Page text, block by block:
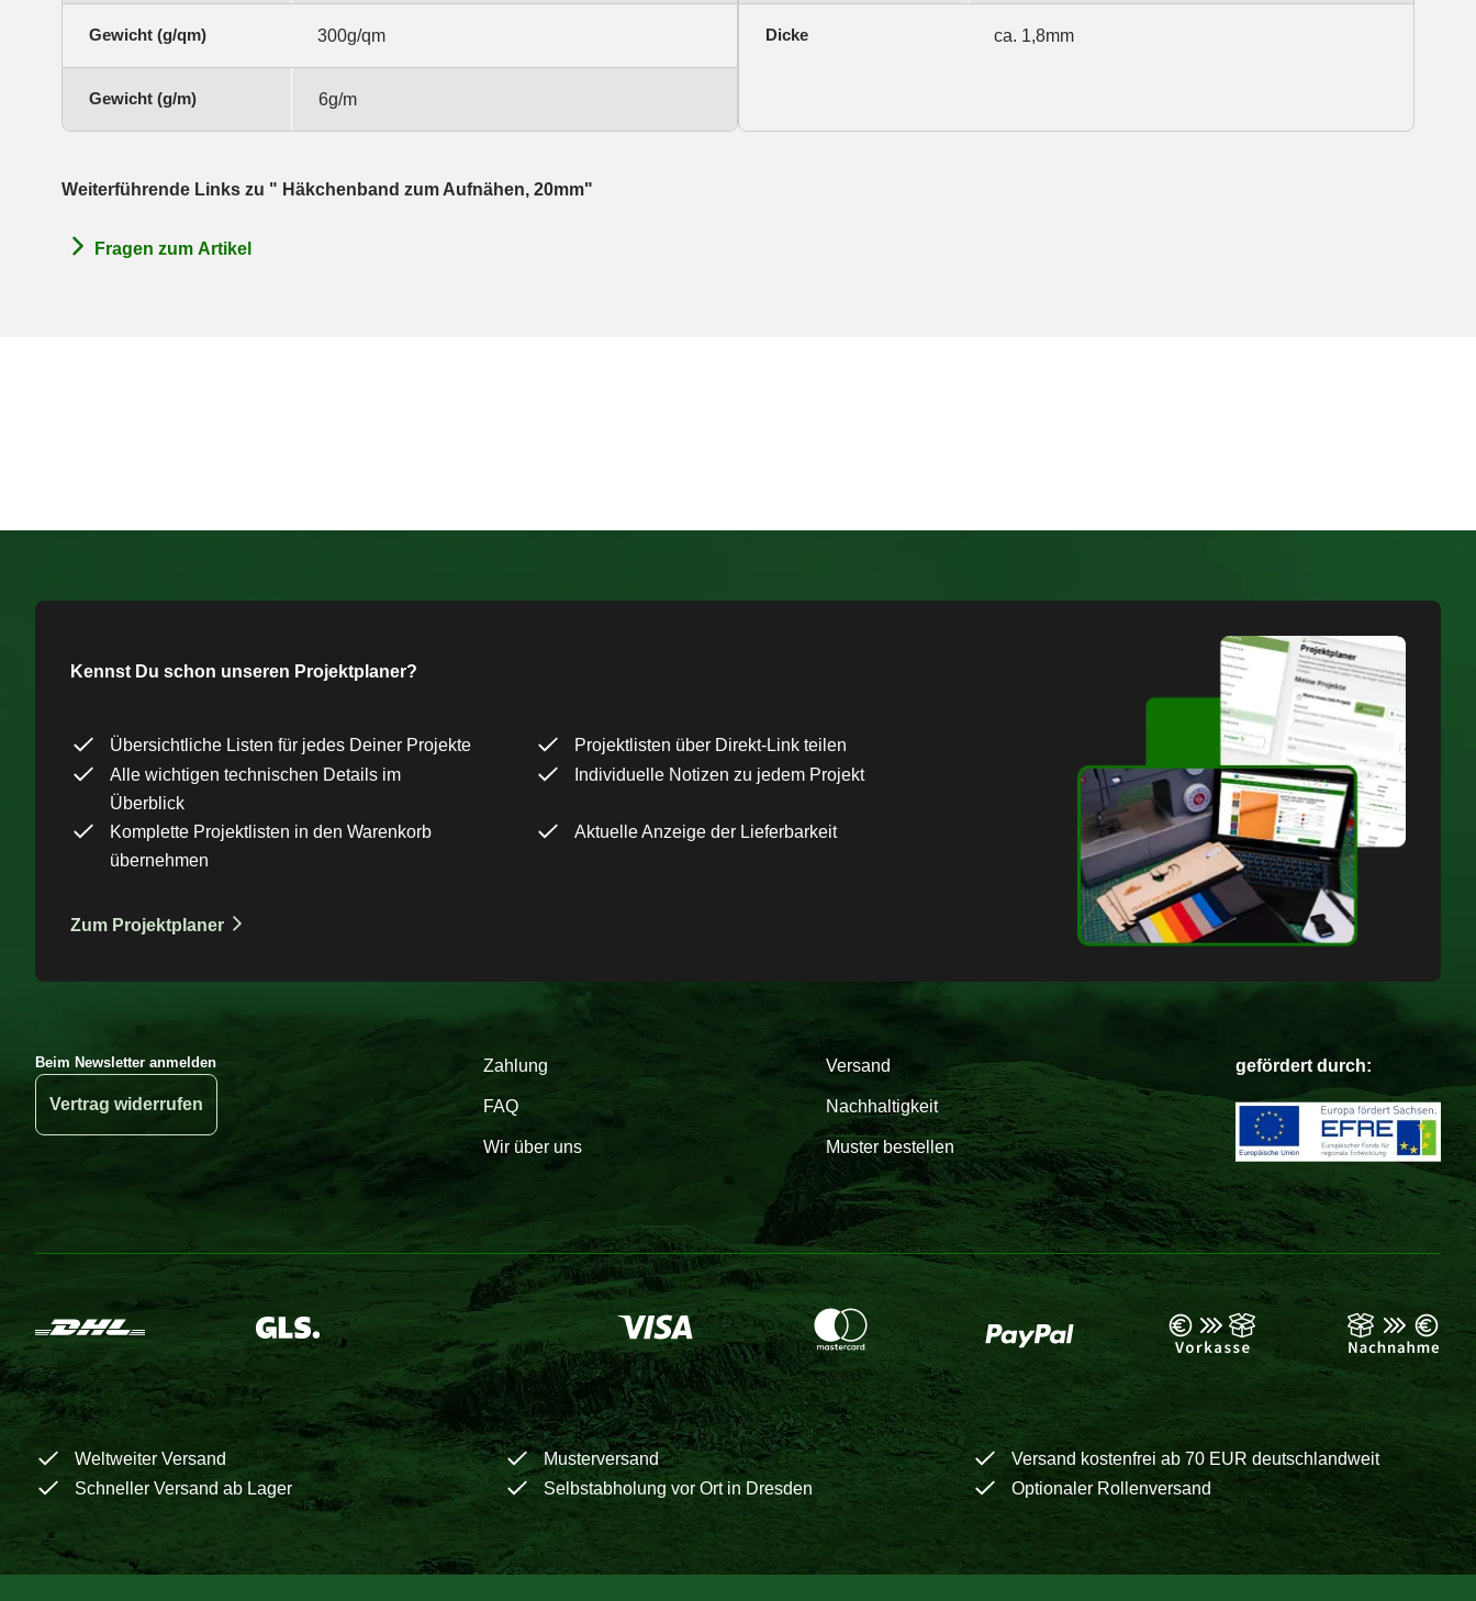
Gewicht (g/qm) 300g/qm
Gewicht (g/m) 6g/m
Dicke ca. 1,8mm
Weiterführende Links zu " Häkchenband zum Aufnähen, 20mm"
Fragen zum Artikel
Kennst Du schon unseren Projektplaner?
Übersichtliche Listen für jedes Deiner Projekte
Projektlisten über Direkt-Link teilen
Alle wichtigen technischen Details im
Überblick
Individuelle Notizen zu jedem Projekt
Komplette Projektlisten in den Warenkorb
übernehmen
Aktuelle Anzeige der Lieferbarkeit
Zum Projektplaner
Beim Newsletter anmelden
Vertrag widerrufen
Zahlung Versand
FAQ Nachhaltigkeit
Wir über uns Muster bestellen
gefördert durch:
Weltweiter Versand Musterversand
Versand kostenfrei ab 70 EUR deutschlandweit
Schneller Versand ab Lager
Selbstabholung vor Ort in Dresden Optionaler Rollenversand